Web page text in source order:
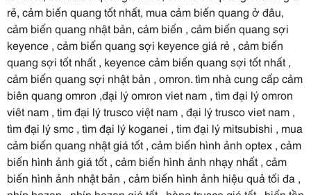
rẻ, cảm biến quang tốt nhất, mua cảm biến quang ở đâu,
cảm biến quang nhật bản, cảm biến , cảm biến quang sợi
keyence , cảm biến quang sợi keyence giá rẻ , cảm biến
quang sợi tốt nhất , keyence cảm biến quang sợi tốt nhất ,
cảm biến quang sợi nhật bản , omron. tìm nhà cung cấp cảm
biên quang omron ,đại lý omron viet nam , tìm đại lý omron
viêt nam , tim đại lý trusco việt nam , đại lý trusco viet nam ,
tìm đại lý smc , tìm đại lý koganei , tim đại lý mitsubishi , mua
cảm biến quang nhật giá tốt , cảm biến hình ảnh optex , cảm
biến hình ảnh giá tốt , cảm biến hình ảnh nhạy nhất , cảm
biến hình ảnh nhật bản , cảm biến hình ảnh hiệu quả tối đa ,